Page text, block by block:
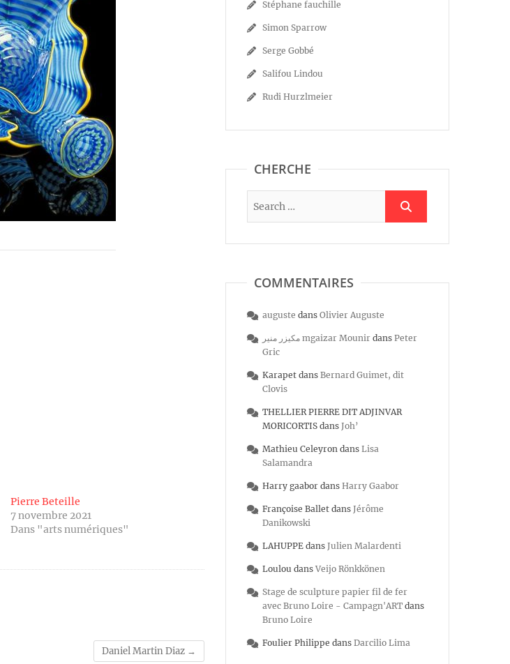
Pierre Beteille
7 novembre 2021
Dans "arts numériques"
Daniel Martin Diaz →
Stéphane fauchille
Simon Sparrow
Serge Gobbé
Salifou Lindou
Rudi Hurzlmeier
CHERCHE
COMMENTAIRES
auguste dans Olivier Auguste
مكيزر منير mgaizar Mounir dans Peter
Gric
Karapet dans Bernard Guimet, dit
Clovis
THELLIER PIERRE DIT ADJINVAR
MORICORTIS dans Joh’
Mathieu Celeyron dans Lisa
Salamandra
Harry gaabor dans Harry Gaabor
Françoise Ballet dans Jérôme
Danikowski
LAHUPPE dans Julien Malardenti
Loulou dans Veijo Rönkkönen
Stage de sculpture papier fil de fer
avec Bruno Loire - Campagn'ART dans
Bruno Loire
Foulier Philippe dans Darcilio Lima